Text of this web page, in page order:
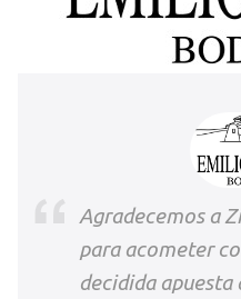
Agradecemos a
para acometer
decidida apuesta